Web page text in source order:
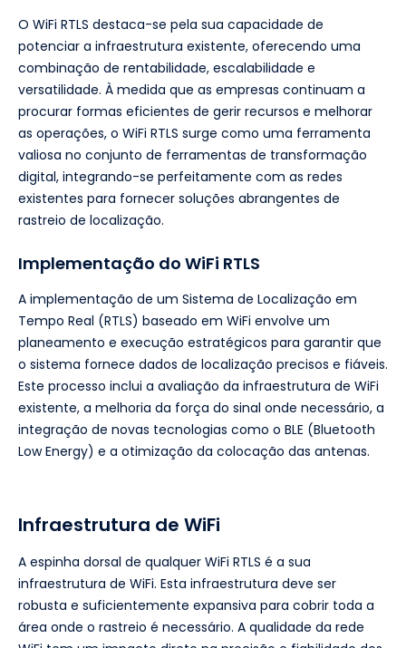
O WiFi RTLS destaca-se pela sua capacidade de
potenciar a infraestrutura existente, oferecendo uma
combinação de rentabilidade, escalabilidade e
versatilidade. À medida que as empresas continuam a
procurar formas eficientes de gerir recursos e melhorar
as operações, o WiFi RTLS surge como uma ferramenta
valiosa no conjunto de ferramentas de transformação
digital, integrando-se perfeitamente com as redes
existentes para fornecer soluções abrangentes de
rastreio de localização.
Implementação do WiFi RTLS
A implementação de um Sistema de Localização em
Tempo Real (RTLS) baseado em WiFi envolve um
planeamento e execução estratégicos para garantir que
o sistema fornece dados de localização precisos e fiáveis.
Este processo inclui a avaliação da infraestrutura de WiFi
existente, a melhoria da força do sinal onde necessário, a
integração de novas tecnologias como o BLE (Bluetooth
Low Energy) e a otimização da colocação das antenas.
Infraestrutura de WiFi
A espinha dorsal de qualquer WiFi RTLS é a sua
infraestrutura de WiFi. Esta infraestrutura deve ser
robusta e suficientemente expansiva para cobrir toda a
área onde o rastreio é necessário. A qualidade da rede